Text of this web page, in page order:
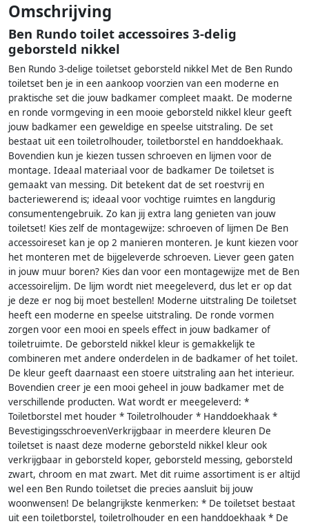
Omschrijving
Ben Rundo toilet accessoires 3-delig
geborsteld nikkel
Ben Rundo 3-delige toiletset geborsteld nikkel Met de Ben Rundo
toiletset ben je in een aankoop voorzien van een moderne en
praktische set die jouw badkamer compleet maakt. De moderne
en ronde vormgeving in een mooie geborsteld nikkel kleur geeft
jouw badkamer een geweldige en speelse uitstraling. De set
bestaat uit een toiletrolhouder, toiletborstel en handdoekhaak.
Bovendien kun je kiezen tussen schroeven en lijmen voor de
montage. Ideaal materiaal voor de badkamer De toiletset is
gemaakt van messing. Dit betekent dat de set roestvrij en
bacteriewerend is; ideaal voor vochtige ruimtes en langdurig
consumentengebruik. Zo kan jij extra lang genieten van jouw
toiletset! Kies zelf de montagewijze: schroeven of lijmen De Ben
accessoireset kan je op 2 manieren monteren. Je kunt kiezen voor
het monteren met de bijgeleverde schroeven. Liever geen gaten
in jouw muur boren? Kies dan voor een montagewijze met de Ben
accessoirelijm. De lijm wordt niet meegeleverd, dus let er op dat
je deze er nog bij moet bestellen! Moderne uitstraling De toiletset
heeft een moderne en speelse uitstraling. De ronde vormen
zorgen voor een mooi en speels effect in jouw badkamer of
toiletruimte. De geborsteld nikkel kleur is gemakkelijk te
combineren met andere onderdelen in de badkamer of het toilet.
De kleur geeft daarnaast een stoere uitstraling aan het interieur.
Bovendien creer je een mooi geheel in jouw badkamer met de
verschillende producten. Wat wordt er meegeleverd: *
Toiletborstel met houder * Toiletrolhouder * Handdoekhaak *
BevestigingsschroevenVerkrijgbaar in meerdere kleuren De
toiletset is naast deze moderne geborsteld nikkel kleur ook
verkrijgbaar in geborsteld koper, geborsteld messing, geborsteld
zwart, chroom en mat zwart. Met dit ruime assortiment is er altijd
wel een Ben Rundo toiletset die precies aansluit bij jouw
woonwensen! De belangrijkste kenmerken: * De toiletset bestaat
uit een toiletborstel, toiletrolhouder en een handdoekhaak * De